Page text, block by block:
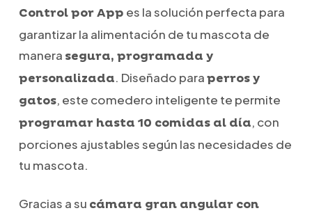
Control por App es la solución perfecta para
garantizar la alimentación de tu mascota de
manera segura, programada y
personalizada. Diseñado paraperros y
gatos, este comedero inteligente te permite
programar hasta 10 comidas al día, con
porciones ajustables según las necesidades de
tu mascota.
Gracias a su cámara gran angular con